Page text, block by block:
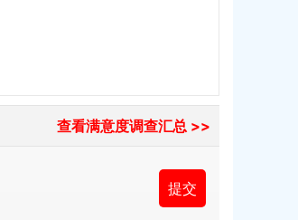
查看满意度调查汇总 >>